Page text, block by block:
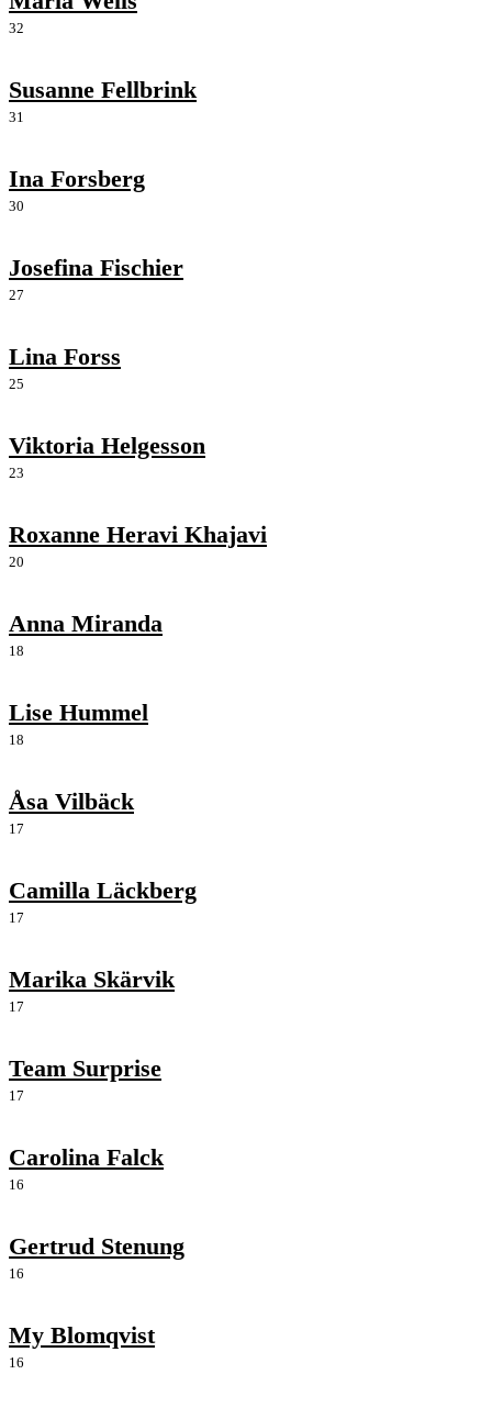
32
Susanne Fellbrink
31
Ina Forsberg
30
Josefina Fischier
27
Lina Forss
25
Viktoria Helgesson
23
Roxanne Heravi Khajavi
20
Anna Miranda
18
Lise Hummel
18
Åsa Vilbäck
17
Camilla Läckberg
17
Marika Skärvik
17
Team Surprise
17
Carolina Falck
16
Gertrud Stenung
16
My Blomqvist
16